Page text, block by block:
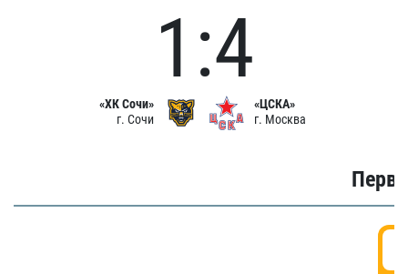
«ХК Сочи»
г. Сочи
1:4
«ЦСКА»
г. Москва